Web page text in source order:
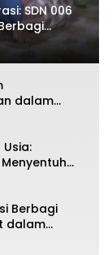
SDN 006
dalam
Berbagi
dalam
dalam